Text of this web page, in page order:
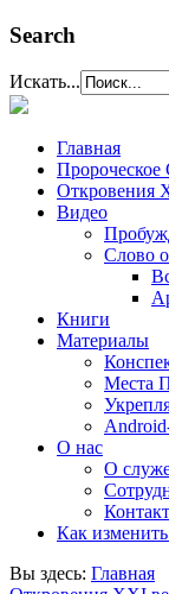
Search
Искать...
Главная
Пророческое
Откровения
Видео
Слово
Книги
Материалы
Места
О нас
О
Как
Вы здесь: Главная